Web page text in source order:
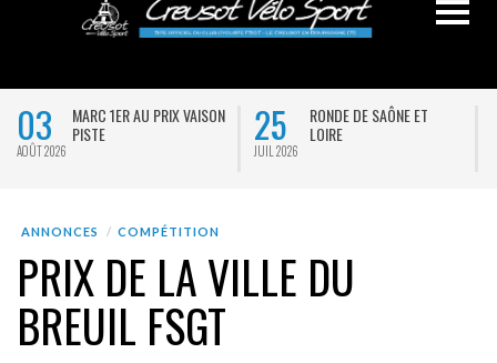
03
AOÛT 2026
MARC 1ER AU PRIX VAISON
PISTE
25
JUIL 2026
RONDE DE SAÔNE ET
LOIRE
ANNONCES COMPÉTITION
PRIX DE LA VILLE DU
BREUIL FSGT